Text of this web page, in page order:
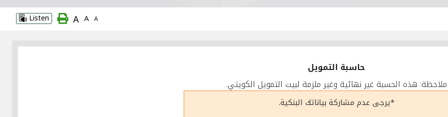
A
A
A
Listen
حاسبة التمويل
ملاحظة: هذه الحسبة غير نهائية وغير ملزمة لبيت التمويل الكويتي.
*يرجى عدم مشاركة بياناتك البنكية.